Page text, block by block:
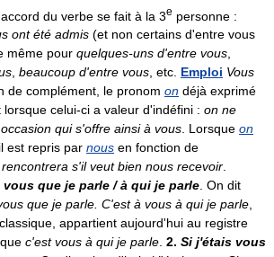
du verbe se fait à la 3e personne :
ont été admis (et non certains d'entre vous
même pour quelques-uns d'entre vous,
, beaucoup d'entre vous, etc. Emploi Vous
de complément, le pronom on déjà exprimé
celui-ci a valeur d'indéfini : on ne
qui s'offre ainsi à vous. Lorsque on
est repris par nous en fonction de
s'il veut bien nous recevoir.
vous que je parle / à qui je parle. On dit
que je parle. C'est à vous à qui je parle,
appartient aujourd'hui au registre
c'est vous à qui je parle. 2. Si j'étais vous